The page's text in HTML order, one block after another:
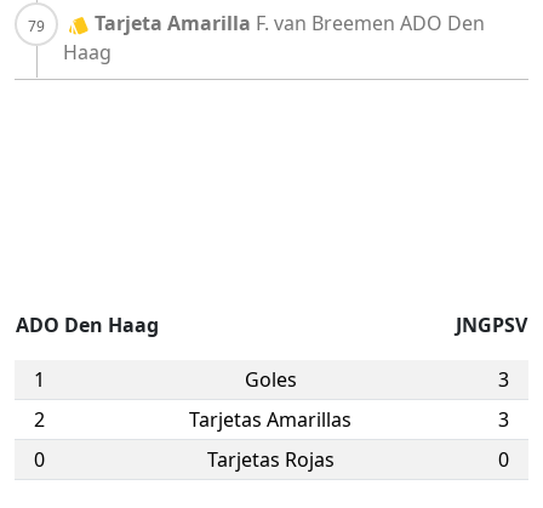
Tarjeta Amarilla F. van Breemen ADO Den
Haag
ADO Den Haag JNGPSV
1 Goles
3
2
Tarjetas Amarillas
3
0
Tarjetas Rojas 0